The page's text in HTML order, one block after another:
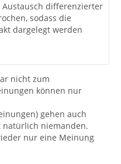
differenzierter
sodass die
dargelegt werden
nicht zum
können nur
gehen auch
natürlich niemanden.
nur eine Meinung